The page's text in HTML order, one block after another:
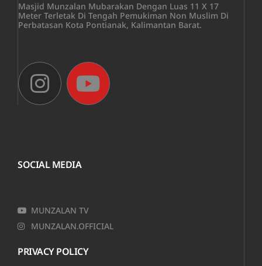
Masjid Munzalan Mubarakan Dengan Luas 11 X 17
Meter Terletak Di Tengah Pemukiman Non Muslim Di
Perbatasan Kota Pontianak, Kalimantan Barat.
SOCIAL MEDIA
MUNZALAN TV
MUNZALAN.OFFICIAL
PRIVACY POLICY